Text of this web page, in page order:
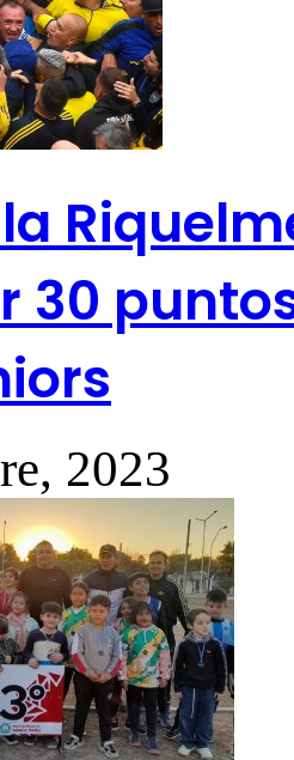
30
2023